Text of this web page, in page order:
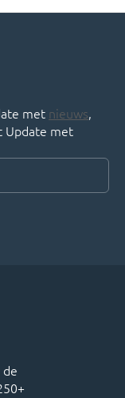
met nieuws,
Update met